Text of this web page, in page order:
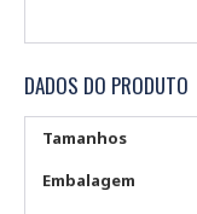
DADOS DO PRODUTO
Tamanhos
Embalagem